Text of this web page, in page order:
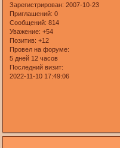
Зарегистрирован: 2007-10-23
Приглашений: 0
Сообщений: 814
Уважение: +54
Позитив: +12
Провел на форуме:
5 дней 12 часов
Последний визит:
2022-11-10 17:49:06